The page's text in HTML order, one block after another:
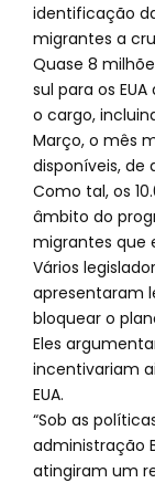
identificação
migrantes a
Quase 8
sul para os
o cargo,
Março, o mês
disponíveis, de
Como tal, os
âmbito do
migrantes que
Vários
apresentaram
bloquear o
Eles
incentivariam
EUA.
“Sob as
administração
atingiram um